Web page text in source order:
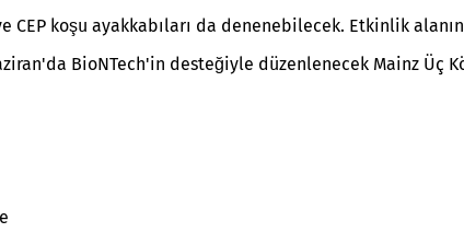
CEP koşu ayakkabıları da denenebilecek. Etkinlik
BioNTech'in desteğiyle düzenlenecek Mainz